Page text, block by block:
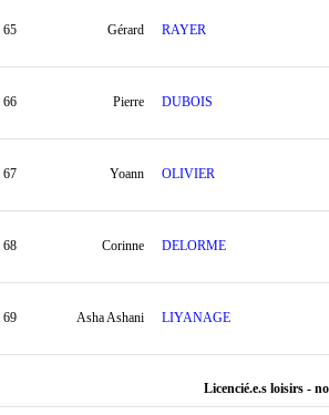
65 Gérard RAYER
66 Pierre DUBOIS
67 Yoann OLIVIER
68 Corinne DELORME
69 Asha Ashani LIYANAGE
Licencié.e.s loisirs -